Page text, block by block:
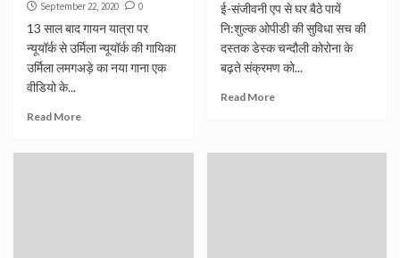
September 22, 2020 0
13 साल बाद गायन यात्रा पर
न्यूयॉर्क से उर्मिला न्यूयॉर्क की गायिका
उर्मिला लमगअड़े का नया गाना एक
वीडियो के...
Read More
ई-संजीवनी एप से घर बैठे पायें
नि:शुल्क ओपीडी की सुविधा सच की
दस्तक डेस्क चन्दौली कोरोना के
बढ़ते संक्रमण को...
Read More